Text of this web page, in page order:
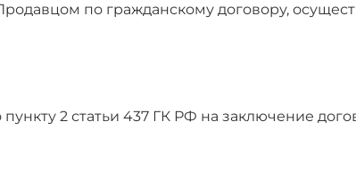
по гражданскому договору,
2 статьи 437 ГК РФ на заключение